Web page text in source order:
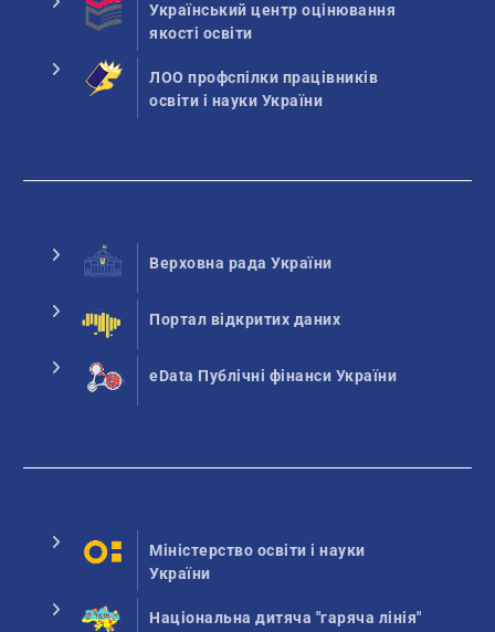
Український центр оцінювання
якості освіти
ЛОО профспілки працівників
освіти і науки України
Верховна рада України
Портал відкритих даних
eData Публічні фінанси України
Міністерство освіти і науки
України
Національна дитяча "гаряча лінія"